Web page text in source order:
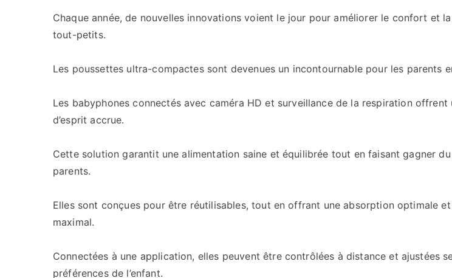
Chaque année, de nouvelles innovations voient le jour pour améliorer le confort et
tout-petits.
Les poussettes ultra-compactes sont devenues un incontournable pour les parents
Les babyphones connectés avec caméra HD et surveillance de la respiration offrent
d’esprit accrue.
Cette solution garantit une alimentation saine et équilibrée tout en faisant gagner
parents.
Elles sont conçues pour être réutilisables, tout en offrant une absorption optimale
maximal.
Connectées à une application, elles peuvent être contrôlées à distance et ajustées
préférences de l’enfant.